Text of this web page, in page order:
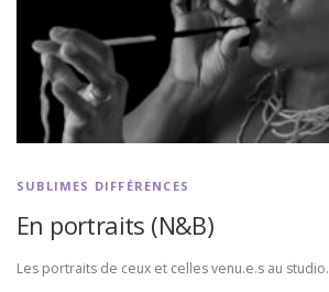
SUBLIMES DIFFÉRENCES
En portraits (N&B)
Les portraits de ceux et celles venu.e.s au studio.